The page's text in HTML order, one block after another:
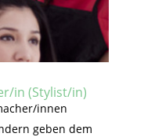
in (Stylist/in)
innen
geben dem